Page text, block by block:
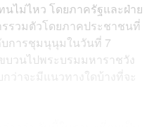
นไม่ไหว โดยภาครัฐและฝ่าย
รรวมตัวโดยภาคประชาชนที่
การชุมนุนุมในวันที่ 7
วนไปพระบรมมหาราชวัง
ว่าจะมีแนวทางใดบ้างที่จะ